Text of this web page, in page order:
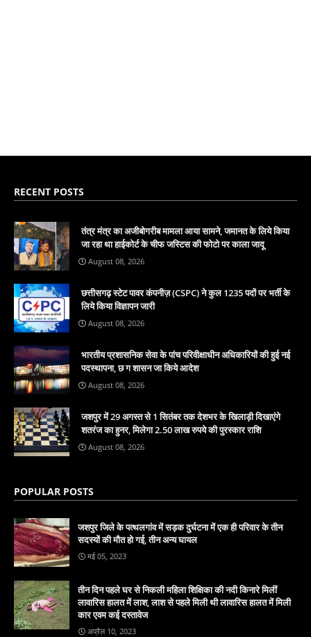
RECENT POSTS
तंत्र मंत्र का अजीबोगरीब मामला आया सामने, जमानत के लिये किया
जा रहा था हाईकोर्ट के चीफ जस्टिस की फोटो पर काला जादू
August 08, 2026
छत्तीसगढ़ स्टेट पावर कंपनीज़ (CSPC) ने कुल 1235 पदों पर भर्ती के
लिये किया विज्ञापन जारी
August 08, 2026
भारतीय प्रशासनिक सेवा के पांच परिवीक्षाधीन अधिकारियों की हुई नई
पदस्थापना, छ ग शासन जा किये आदेश
August 08, 2026
जशपुर में 29 अगस्त से 1 सितंबर तक देशभर के खिलाड़ी दिखाएंगे
शतरंज का हुनर, मिलेगा 2.50 लाख रुपये की पुरस्कार राशि
August 08, 2026
POPULAR POSTS
जशपुर जिले के पत्थलगांव में सड़क दुर्घटना में एक ही परिवार के तीन
सदस्यों की मौत हो गई, तीन अन्य घायल
मई 05, 2023
तीन दिन पहले घर से निकली महिला शिक्षिका की नदी किनारे मिलीं
लावारिस हालत में लाश, लाश से पहले मिली थी लावारिस हालत में मिली
कार एवम कई दस्तावेज
अप्रैल 10, 2023